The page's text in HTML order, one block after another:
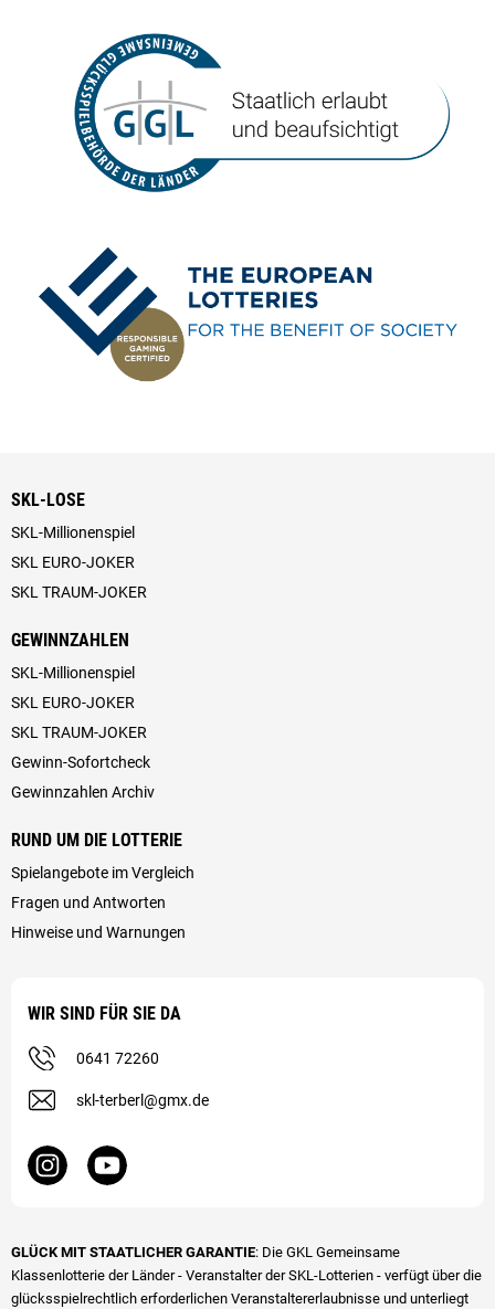
SKL-LOSE
SKL-Millionenspiel
SKL EURO-JOKER
SKL TRAUM-JOKER
GEWINNZAHLEN
SKL-Millionenspiel
SKL EURO-JOKER
SKL TRAUM-JOKER
Gewinn-Sofortcheck
Gewinnzahlen Archiv
RUND UM DIE LOTTERIE
Spielangebote im Vergleich
Fragen und Antworten
Hinweise und Warnungen
WIR SIND FÜR SIE DA
0641 72260
skl-terberl@gmx.de
GLÜCK MIT STAATLICHER GARANTIE: Die GKL Gemeinsame
Klassenlotterie der Länder - Veranstalter der SKL-Lotterien - verfügt über die
glücks­spiel­rechtlich erforderlichen Veranstalter­erlaubnisse und unterliegt